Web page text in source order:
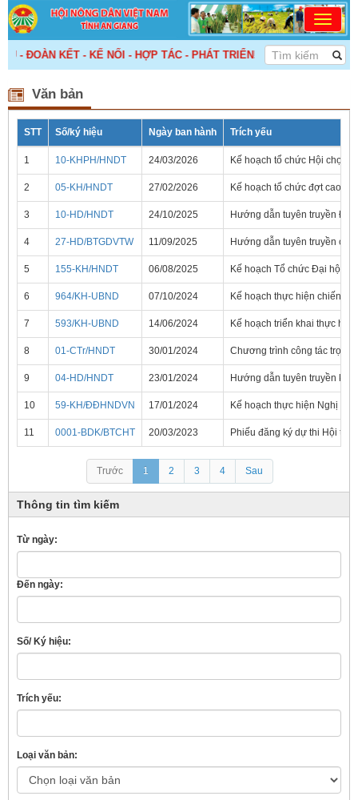
- ĐOÀN KẾT - KẾ NỐI - HỢP TÁC - PHÁT TRIỂN! >>>
Văn bản
STT Số/ký hiệu Ngày ban hành Trích yếu
1 10-KHPH/HNDT 24/03/2026 Kế hoạch tổ chức Hội chợ
2 05-KH/HNDT 27/02/2026 Kế hoạch tổ chức đợt cao
3 10-HD/HNDT 24/10/2025 Hướng dẫn tuyên truyền Đại
4 27-HD/BTGDVTW 11/09/2025 Hướng dẫn tuyên truyền
5 155-KH/HNDT 06/08/2025 Kế hoạch Tổ chức Đại hội
6 964/KH-UBND 07/10/2024 Kế hoạch thực hiện chiến
7 593/KH-UBND 14/06/2024 Kế hoạch triển khai thực
8 01-CTr/HNDT 30/01/2024 Chương trình công tác trọng
9 04-HD/HNDT 23/01/2024 Hướng dẫn tuyên truyền kỷ
10 59-KH/ĐĐHNDVN 17/01/2024 Kế hoạch thực hiện Nghị
11 0001-BDK/BTCHT 20/03/2023 Phiếu đăng ký dự thi Hội thi
Trước 1 2 3 4 Sau
Thông tin tìm kiếm
Từ ngày:
Đến ngày:
Số/ Ký hiệu:
Trích yếu:
Loại văn bản: